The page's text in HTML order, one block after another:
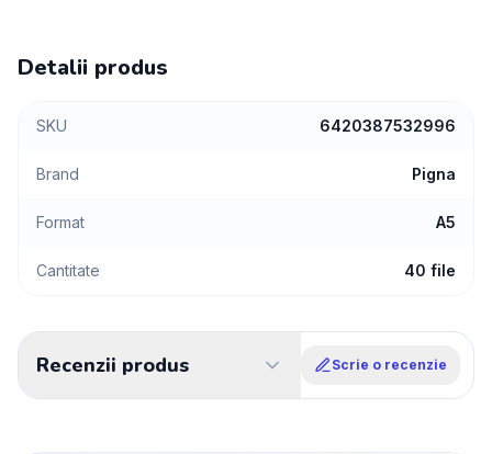
Detalii produs
SKU 6420387532996
Brand Pigna
Format A5
Cantitate 40 file
Recenzii produs Scrie o recenzie